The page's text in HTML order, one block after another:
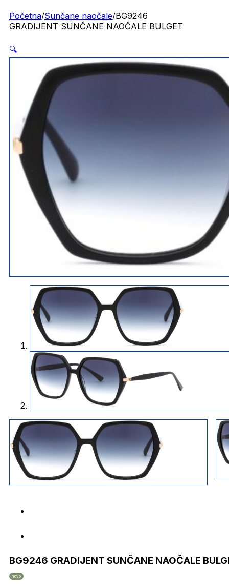
Početna/Sunčane naočale/BG9246
GRADIJENT SUNČANE NAOČALE BULGET
🔍
BG9246 GRADIJENT SUNČANE NAOČALE
novo